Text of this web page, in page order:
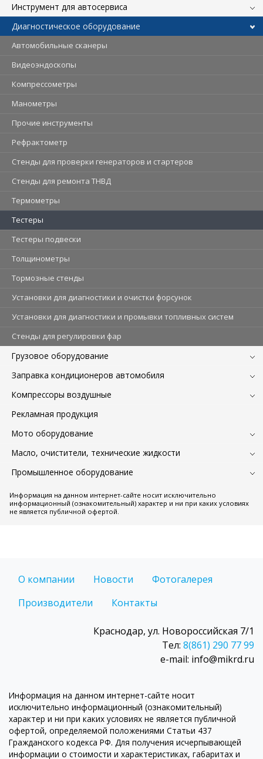
Инструмент для автосервиса
Диагностическое оборудование
Автомобильные сканеры
Видеоэндоскопы
Компрессометры
Манометры
Прочие инструменты
Рефрактометр
Стенды для проверки генераторов и стартеров
Стенды для ремонта ТНВД
Термометры
Тестеры
Тестеры подвески
Толщинометры
Тормозные стенды
Установки для диагностики и очистки форсунок
Установки для диагностики и промывки топливных систем
Стенды для регулировки фар
Грузовое оборудование
Заправка кондиционеров автомобиля
Компрессоры воздушные
Рекламная продукция
Мото оборудование
Масло, очистители, технические жидкости
Промышленное оборудование
Информация на данном интернет-сайте носит исключительно
информационный (ознакомительный) характер и ни при каких условиях
не является публичной офертой.
О компании Новости
Фотогалерея
Производители
Контакты
Краснодар, ул. Новороссийская 7/1
Тел: 8(861) 290 77 99
e-mail: info@mikrd.ru
Информация на данном интернет-сайте носит
исключительно информационный (ознакомительный)
характер и ни при каких условиях не является публичной
офертой, определяемой положениями Статьи 437
Гражданского кодекса РФ. Для получения исчерпывающей
информации о стоимости и характеристиках, габаритах и